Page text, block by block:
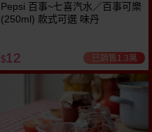
Pepsi 百事~七喜汽水／百事可樂
(250ml) 款式可選 味丹
$12 已銷售1.3萬